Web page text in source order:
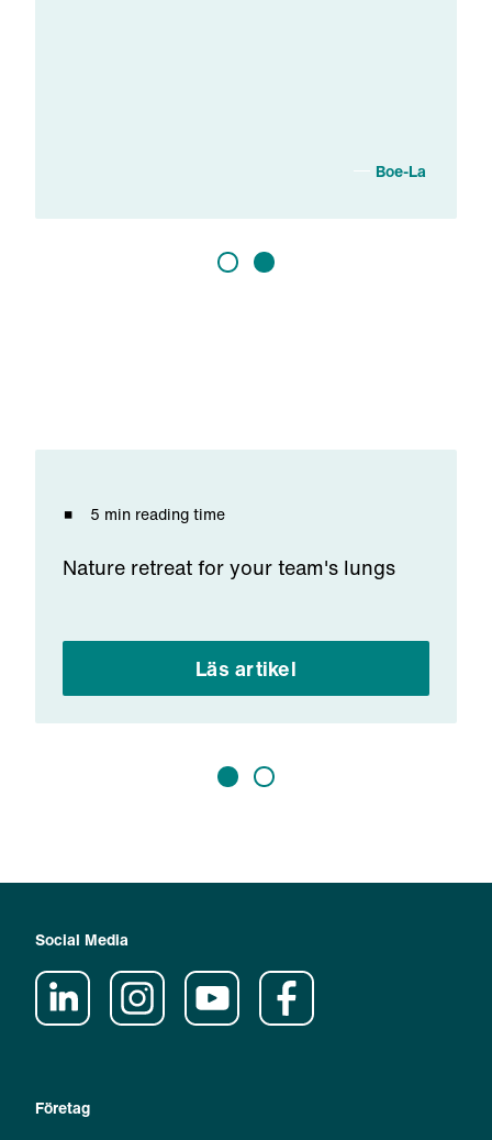
Boe-La
5 min reading time
Nature retreat for your team's lungs
Läs artikel
Företag
Social Media